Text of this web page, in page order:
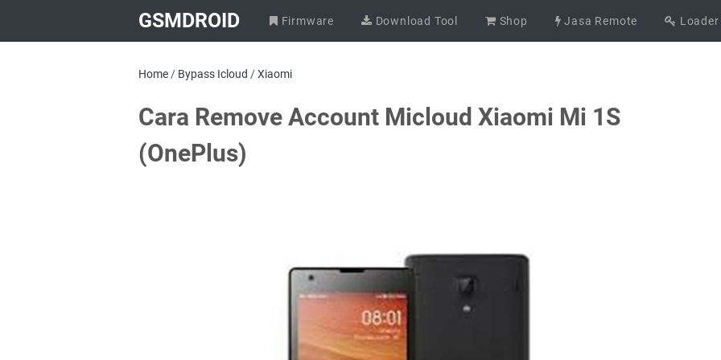
GSMDROID Firmware Download Tool Shop Jasa Remote Loader
Home / Bypass Icloud /Xiaomi
Cara Remove Account Micloud Xiaomi Mi 1S
(OnePlus)